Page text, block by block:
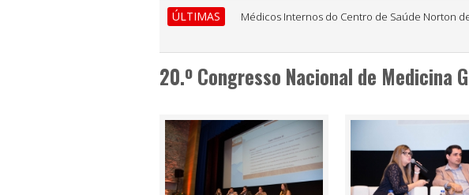
ÚLTIMAS Médicos Internos do Centro de Saúde Norton
20.º Congresso Nacional de Medicina